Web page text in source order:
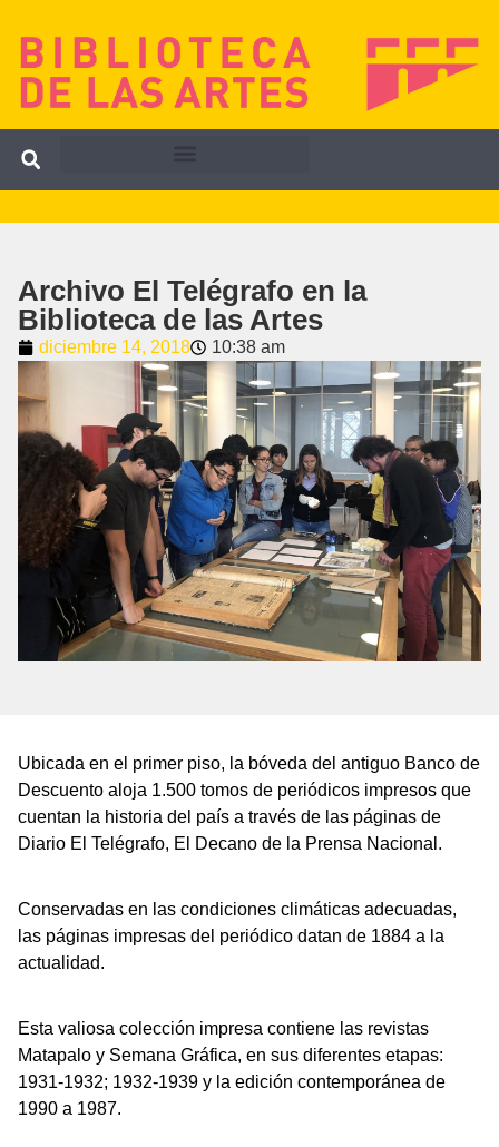
Archivo El Telégrafo en la
Biblioteca de las Artes
diciembre 14, 2018 10:38 am
Ubicada en el primer piso, la bóveda del antiguo Banco de
Descuento aloja 1.500 tomos de periódicos impresos que
cuentan la historia del país a través de las páginas de
Diario El Telégrafo, El Decano de la Prensa Nacional.
Conservadas en las condiciones climáticas adecuadas,
las páginas impresas del periódico datan de 1884 a la
actualidad.
Esta valiosa colección impresa contiene las revistas
Matapalo y Semana Gráfica, en sus diferentes etapas:
1931-1932; 1932-1939 y la edición contemporánea de
1990 a 1987.